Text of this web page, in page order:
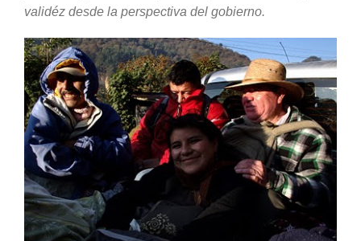
validéz desde la perspectiva del gobierno.